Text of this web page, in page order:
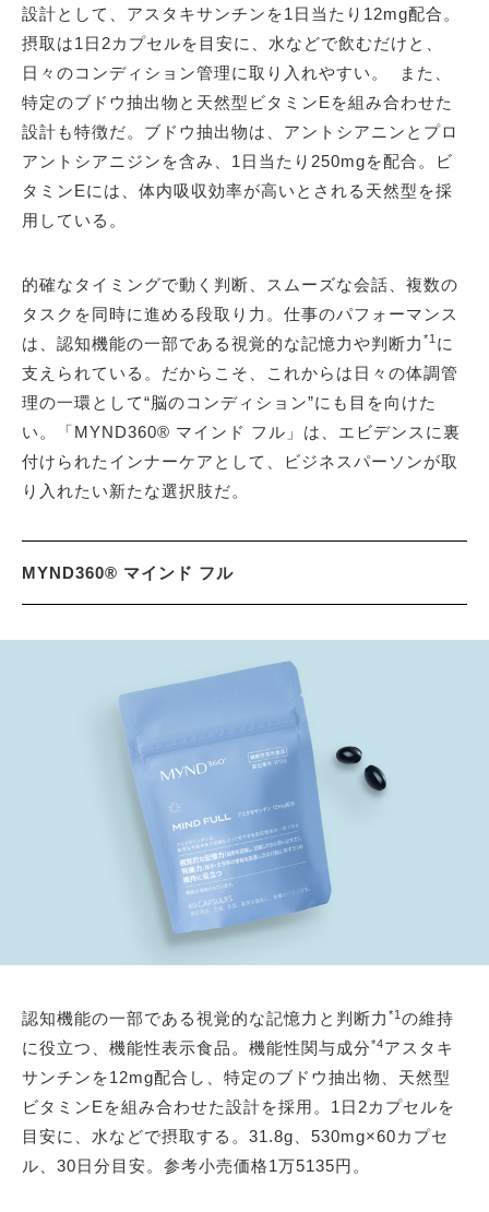
設計として、アスタキサンチンを1日当たり12mg配合。
摂取は1日2カプセルを目安に、水などで飲むだけと、
日々のコンディション管理に取り入れやすい。 また、
特定のブドウ抽出物と天然型ビタミンEを組み合わせた
設計も特徴だ。ブドウ抽出物は、アントシアニンとプロ
アントシアニジンを含み、1日当たり250mgを配合。ビ
タミンEには、体内吸収効率が高いとされる天然型を採
用している。
的確なタイミングで動く判断、スムーズな会話、複数の
タスクを同時に進める段取り力。仕事のパフォーマンス
は、認知機能の一部である視覚的な記憶力や判断力 *1 に
支えられている。だからこそ、これからは日々の体調管
理の一環として“脳のコンディション”にも目を向けた
い。「MYND360® マインド フル」は、エビデンスに裏
付けられたインナーケアとして、ビジネスパーソンが取
り入れたい新たな選択肢だ。
MYND360® マインド フル
認知機能の一部である視覚的な記憶力と判断力 *1 の維持
に役立つ、機能性表示食品。機能性関与成分*4アスタキ
サンチンを12mg配合し、特定のブドウ抽出物、天然型
ビタミンEを組み合わせた設計を採用。1日2カプセルを
目安に、水などで摂取する。31.8g、530mg×60カプセ
ル、30日分目安。参考小売価格1万5135円。